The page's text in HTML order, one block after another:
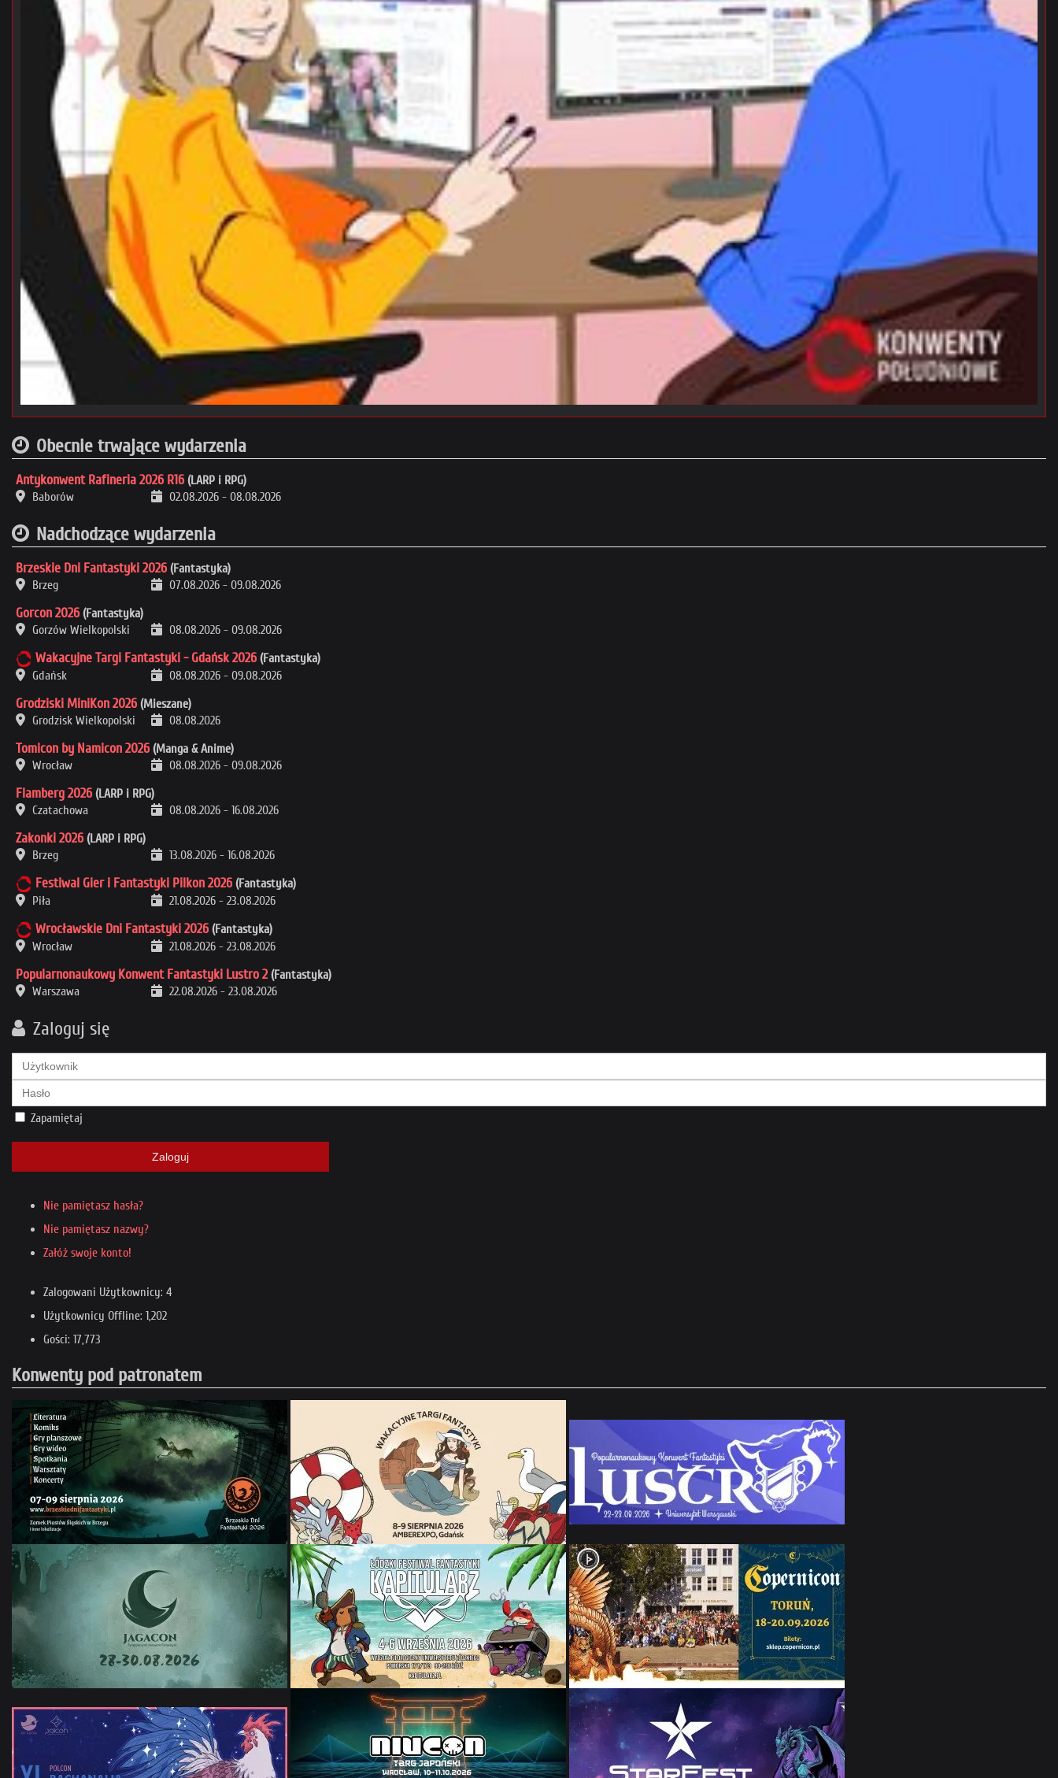
Obecnie trwające wydarzenia
Antykonwent Rafineria 2026 R16 (LARP i RPG)
Baborów
02.08.2026 - 08.08.2026
Nadchodzące wydarzenia
Brzeskie Dni Fantastyki 2026 (Fantastyka)
Brzeg
07.08.2026 - 09.08.2026
Gorcon 2026 (Fantastyka)
Gorzów Wielkopolski
08.08.2026 - 09.08.2026
Wakacyjne Targi Fantastyki - Gdańsk 2026 (Fantastyka)
Gdańsk
08.08.2026 - 09.08.2026
Grodziski MiniKon 2026 (Mieszane)
Grodzisk Wielkopolski
08.08.2026
Tomicon by Namicon 2026 (Manga & Anime)
Wrocław
08.08.2026 - 09.08.2026
Flamberg 2026 (LARP i RPG)
Czatachowa
08.08.2026 - 16.08.2026
Zakonki 2026 (LARP i RPG)
Brzeg
13.08.2026 - 16.08.2026
Festiwal Gier i Fantastyki Pilkon 2026 (Fantastyka)
Piła
21.08.2026 - 23.08.2026
Wrocławskie Dni Fantastyki 2026 (Fantastyka)
Wrocław
21.08.2026 - 23.08.2026
Popularnonaukowy Konwent Fantastyki Lustro 2 (Fantastyka)
Warszawa
22.08.2026 - 23.08.2026
Zaloguj się
Zapamiętaj
Zaloguj
Nie pamiętasz hasła?
Nie pamiętasz nazwy?
Załóż swoje konto!
Zalogowani Użytkownicy: 4
Użytkownicy Offline: 1,202
Gości: 17,773
Konwenty pod patronatem